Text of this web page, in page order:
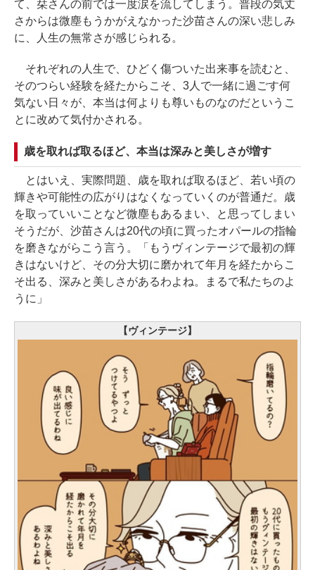
て、栞さんの前では一度涙を流してしまう。普段の気丈
さからは微塵もうかがえなかった沙苗さんの深い悲しみ
に、人生の無常さが感じられる。
それぞれの人生で、ひどく傷ついた出来事を読むと、
そのつらい経験を経たからこそ、3人で一緒に過ごす何
気ない日々が、本当は何よりも尊いものなのだというこ
とに改めて気付かされる。
歳を取れば取るほど、本当は深みと美しさが増す
とはいえ、実際問題、歳を取れば取るほど、若い頃の
輝きや可能性の広がりはなくなっていくのが普通だ。歳
を取っていいことなど微塵もあるまい、と思ってしまい
そうだが、沙苗さんは20代の頃に買ったオパールの指輪
を磨きながらこう言う。「もうヴィンテージで最初の輝
きはないけど、その分大切に磨かれて年月を経たからこ
そ出る、深みと美しさがあるわよね。まるで私たちのよ
うに」
【ヴィンテージ】